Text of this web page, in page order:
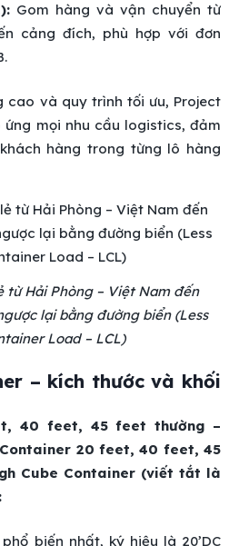
Gom hàng và vận chuyển từ
cảng đích, phù hợp với đơn
cao và quy trình tối ưu, Project
mọi nhu cầu logistics, đảm
hàng trong từng lô hàng
từ Hải Phòng – Việt Nam đến
lại bằng đường biển (Less
Load – LCL)
– kích thước và khối
40 feet, 45 feet thường –
20 feet, 40 feet, 45
Cube Container (viết tắt là
biến nhất, ký hiệu là 20’DC